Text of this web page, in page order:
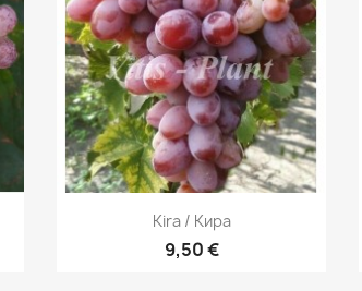
Pikakatselu
Kira / Кира
9,50 €